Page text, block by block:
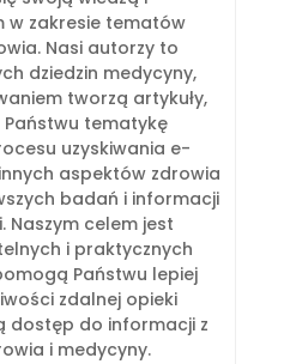
w zakresie tematów
Nasi autorzy to
dziedzin medycyny,
tworzą artykuły,
tematykę
uzyskiwania e-
aspektów zdrowia
badań i informacji
Naszym celem jest
i praktycznych
Państwu lepiej
zdalnej opieki
dostęp do informacji z
i medycyny.